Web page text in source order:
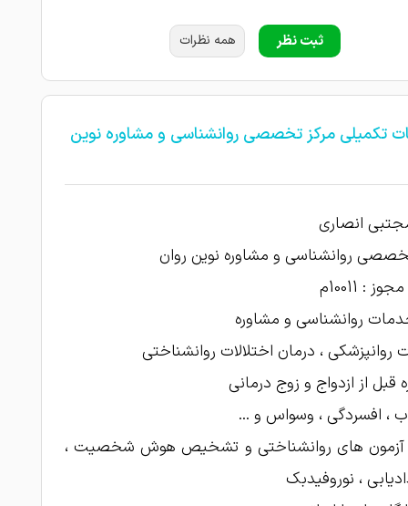
امتیاز درج شده است
دخترم تحت درمان هستند
عالی بود 1404-09-19
مشاوره ازدواج عالی 1403-10-17
1403-10-16
امتیاز درج شده است
مشکلم رو حل کردن
درمان شدم استرس داشتم
بهترین مشاور کرج
ممنونم از راهنمایی آقای دکتر
عالی بود 1403-10-11
ثبت نظر همه نظرات
تکمیلی مرکز تخصصی روانشناسی و مشاوره نوین
انصاری
روانشناسی و مشاوره نوین روان
: 10011م
روانشناسی و مشاوره
، درمان اختلالات روانشناختی
قبل از ازدواج و زوج درمانی
، افسردگی ، وسواس و ...
آزمون های روانشناختی و تشخیص هوش شخصیت ،
، نوروفیدبک